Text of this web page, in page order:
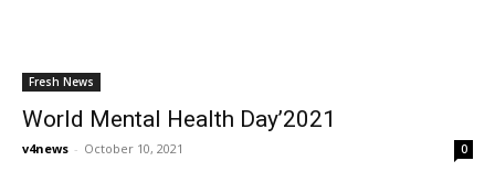
Fresh News
World Mental Health Day’2021
v4news - October 10, 2021 0